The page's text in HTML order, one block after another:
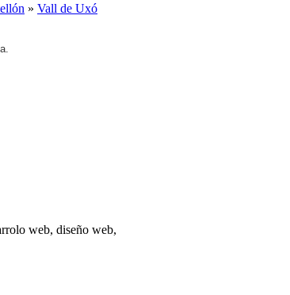
» Vall de Uxó
web, diseño web,